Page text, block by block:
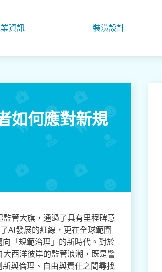
資訊 裝潢設計
如何應對新規
管大旗，通過了具有里程碑意
AI發展的紅線，更在全球範圍
「規範治理」的新時代。對於
西洋彼岸的監管浪潮，既是警
與倫理、自由與責任之間尋找